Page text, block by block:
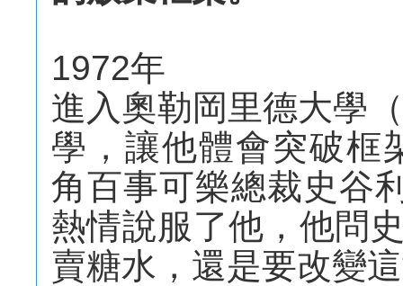
1972年
進入奧勒岡里德大學
學，讓他體會突破框
角百事可樂總裁史谷
熱情說服了他，他問
賣糖水，還是要改變